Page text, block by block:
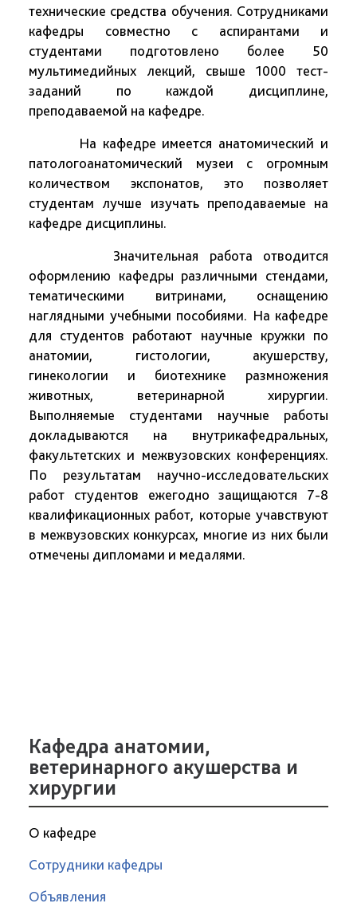
технические средства обучения. Сотрудниками
кафедры совместно с аспирантами и
студентами подготовлено более 50
мультимедийных лекций, свыше 1000 тест-
заданий по каждой дисциплине,
преподаваемой на кафедре.
На кафедре имеется анатомический и
патологоанатомический музеи с огромным
количеством экспонатов, это позволяет
студентам лучше изучать преподаваемые на
кафедре дисциплины.
Значительная работа отводится
оформлению кафедры различными стендами,
тематическими витринами, оснащению
наглядными учебными пособиями. На кафедре
для студентов работают научные кружки по
анатомии, гистологии, акушерству,
гинекологии и биотехнике размножения
животных, ветеринарной хирургии.
Выполняемые студентами научные работы
докладываются на внутрикафедральных,
факультетских и межвузовских конференциях.
По результатам научно-исследовательских
работ студентов ежегодно защищаются 7-8
квалификационных работ, которые учавствуют
в межвузовских конкурсах, многие из них были
отмечены дипломами и медалями.
Кафедра анатомии,
ветеринарного акушерства и
хирургии
О кафедре
Сотрудники кафедры
Объявления